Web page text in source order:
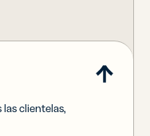
las clientelas,